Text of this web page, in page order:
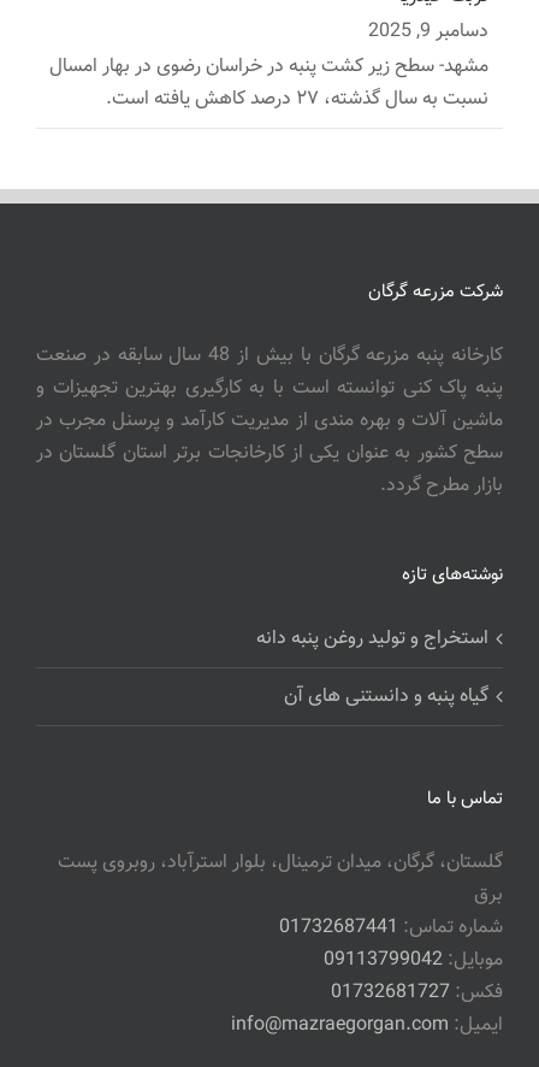
دسامبر 9, 2025
مشهد- سطح زیر کشت پنبه در خراسان رضوی در بهار امسال
نسبت به سال گذشته، ۲۷ درصد کاهش یافته است.
شرکت مزرعه گرگان
کارخانه پنبه مزرعه گرگان با بیش از 48 سال سابقه در صنعت
پنبه پاک کنی توانسته است با به کارگیری بهترین تجهیزات و
ماشین آلات و بهره مندی از مدیریت کارآمد و پرسنل مجرب در
سطح کشور به عنوان یکی از کارخانجات برتر استان گلستان در
بازار مطرح گردد.
نوشته‌های تازه
استخراج و تولید روغن پنبه دانه
گیاه پنبه و دانستنی های آن
تماس با ما
گلستان، گرگان، میدان ترمینال، بلوار استرآباد، روبروی پست
برق
شماره تماس: 01732687441
موبایل: 09113799042
فکس: 01732681727
ایمیل: info@mazraegorgan.com